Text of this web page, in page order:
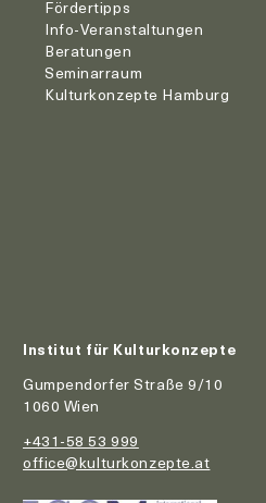
Fördertipps
Info-Veranstaltungen
Beratungen
Seminarraum
Kulturkonzepte Hamburg
Institut für Kulturkonzepte
Gumpendorfer Straße 9/10
1060 Wien
+431-58 53 999
office@kulturkonzepte.at